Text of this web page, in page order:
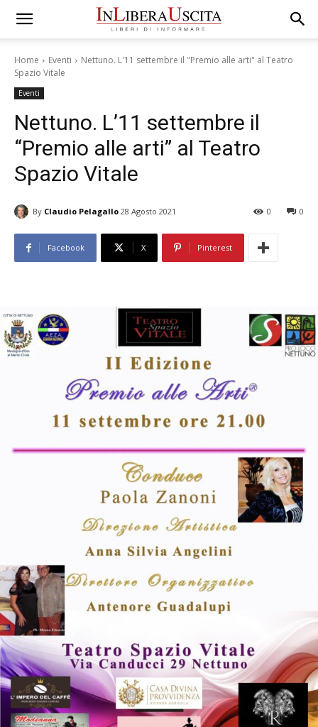
Home Eventi
Nettuno. L'11 settembre il "Premio alle arti" al Teatro
Spazio Vitale
Eventi
Nettuno. L’11 settembre il
“Premio alle arti” al Teatro
Spazio Vitale
By Claudio Pelagallo 28 Agosto 2021 0
0
Facebook X Pinterest